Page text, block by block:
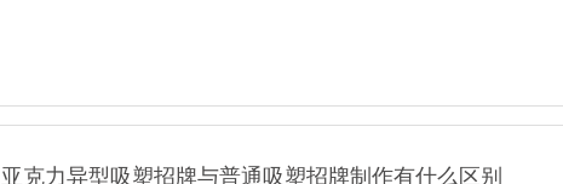
亚克力异型吸塑招牌与普通吸塑招牌制作有什么区别